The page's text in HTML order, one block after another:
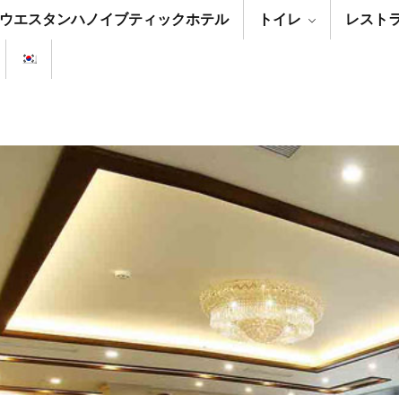
ウエスタンハノイブティックホテル トイレ レスト